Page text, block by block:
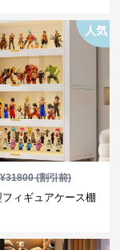
人気
¥31800(割引前)
ィギュアケース棚